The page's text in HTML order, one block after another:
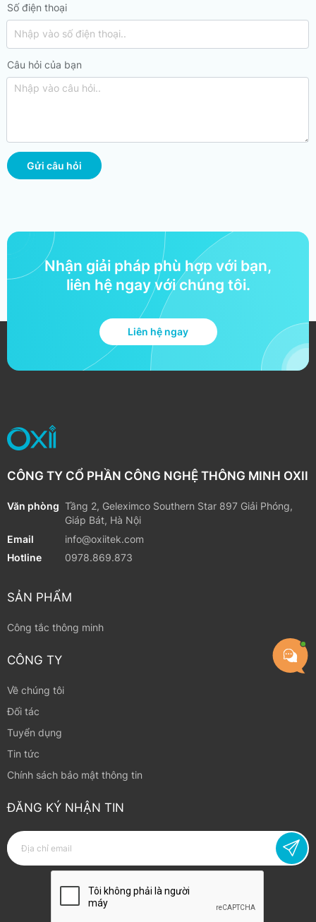
Số điện thoại
Câu hỏi của bạn
Gửi câu hỏi
Nhận giải pháp phù hợp với bạn,
liên hệ ngay với chúng tôi.
Liên hệ ngay
CÔNG TY CỔ PHẦN CÔNG NGHỆ THÔNG MINH OXII
Văn phòng Tầng 2, Geleximco Southern Star 897 Giải Phóng,
Giáp Bát, Hà Nội
Email
info@oxiitek.com
Hotline
0978.869.873
SẢN PHẨM
Công tắc thông minh
CÔNG TY
Về chúng tôi
Đối tác
Tuyển dụng
Tin tức
Chính sách bảo mật thông tin
ĐĂNG KÝ NHẬN TIN